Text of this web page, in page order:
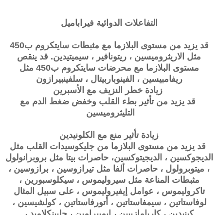
التفاعلات الدوائية فيراباميل
قد يزيد من مستوى البلازما مع مثبطات سايتكروم ب450
مثل الاريثروميسين ، ريتونافير ، سيميتيدين. قد ينقص
مستوى البلازما مع محرضات سايتكروم ب450 مثل
ريفامبيسين ، الفينوباربيتال ، سلفينبيرازون
زيادة خطر النزيف مع الأسبرين
قد يزيد من تأثير بطء القلب وخفض ضغط الدم مع
التليثروميسين
زيادة تأثير منع مع الكلونيدين
قد يزيد من مستوى البلازما من جليكوسيدات القلب مثل
الديجوكسين ، الديجيتوكسين، حاصرات بيتا مثل بروبرانولول
، ميتوبرولول ، حاصرات ألفا مثل تيرازوسين ، برازوسين ،
مثبطات المناعة مثل سيروليموس ، سيكلوسبورين ،
تاكروليموس ، عوامل إيفيروليموس ، على سبيل المثال
لوفاستاتين ، سيمفاستاتين ، أتورفاستاتين ، كولشيسين ،